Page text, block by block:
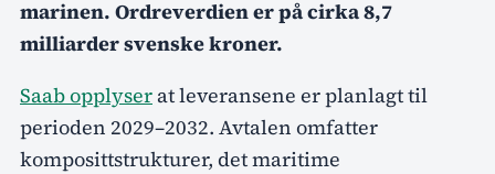
marinen. Ordreverdien er på cirka 8,7
milliarder svenske kroner.
Saab opplyser at leveransene er planlagt til
perioden 2029–2032. Avtalen omfatter
komposittstrukturer, det maritime